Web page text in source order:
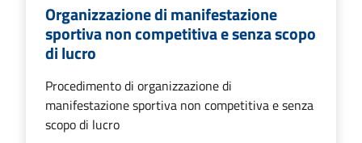
Organizzazione di manifestazione
sportiva non competitiva e senza scopo
di lucro
Procedimento di organizzazione di
manifestazione sportiva non competitiva e senza
scopo di lucro